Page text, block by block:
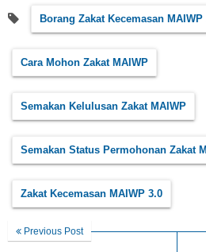
Borang Zakat Kecemasan MAIWP
Cara Mohon Zakat MAIWP
Semakan Kelulusan Zakat MAIWP
Semakan Status Permohonan Zakat
Zakat Kecemasan MAIWP 3.0
Previous Post